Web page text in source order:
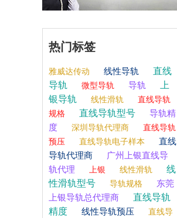
热门标签
雅威达传动 线性导轨
直线
导轨
微型导轨 导轨
上
银导轨
线性滑轨
直线导轨
规格
直线导轨型号
导轨精
度
深圳导轨代理商
直线导轨
预压
直线导轨电子样本
直线
导轨代理商
广州上银直线导
轨代理
上银 线性滑轨
线
性滑轨型号
导轨规格
东莞
上银导轨总代理商
直线导轨
精度
线性导轨预压
直线导